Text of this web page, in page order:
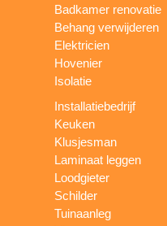
Badkamer renovatie
Behang verwijderen
Elektricien
Hovenier
Isolatie
Installatiebedrijf
Keuken
Klusjesman
Laminaat leggen
Loodgieter
Schilder
Tuinaanleg